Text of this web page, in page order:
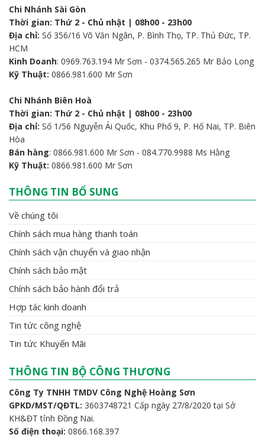
Chi Nhánh Sài Gòn
Thời gian: Thứ 2 - Chủ nhật | 08h00 - 23h00
Địa chỉ: Số 356/16 Võ Văn Ngân, P. Bình Thọ, TP. Thủ Đức, TP.
HCM
Kinh Doanh: 0969.763.194 Mr Sơn - 0374.565.265 Mr Bảo Long
Kỹ Thuật: 0866.981.600 Mr Sơn
Chi Nhánh Biên Hoà
Thời gian: Thứ 2 - Chủ nhật | 08h00 - 23h00
Địa chỉ: Số 1/56 Nguyễn Ái Quốc, Khu Phố 9, P. Hố Nai, TP. Biên
Hòa
Bán hàng: 0866.981.600 Mr Sơn - 084.770.9988 Ms Hằng
Kỹ Thuật: 0866.981.600 Mr Sơn
THÔNG TIN BỔ SUNG
Về chúng tôi
Chính sách mua hàng thanh toán
Chính sách vận chuyển và giao nhận
Chính sách bảo mật
Chính sách bảo hành đổi trả
Hợp tác kinh doanh
Tin tức công nghệ
Tin tức Khuyến Mãi
THÔNG TIN BỘ CÔNG THƯƠNG
Công Ty TNHH TMDV Công Nghệ Hoàng Sơn
GPKD/MST/QĐTL: 3603748721 Cấp ngày 27/8/2020 tại Sở
KH&ĐT tỉnh Đồng Nai.
Số điện thoại: 0866.168.397